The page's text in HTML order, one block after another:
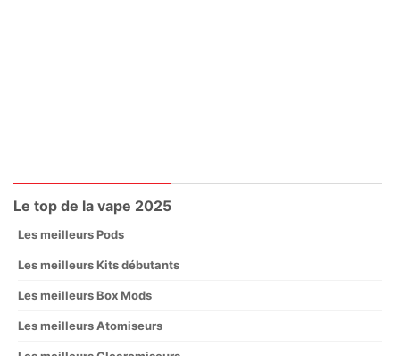
Le top de la vape 2025
Les meilleurs Pods
Les meilleurs Kits débutants
Les meilleurs Box Mods
Les meilleurs Atomiseurs